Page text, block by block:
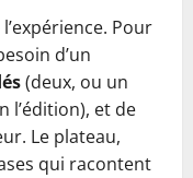
Pour
d’un
(deux, ou un
l’édition), et de
Le plateau,
qui racontent